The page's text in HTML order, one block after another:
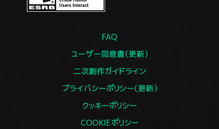
FAQ
ユーザー同意書（更新）
二次創作ガイドライン
プライバシーポリシー（更新）
クッキーポリシー
COOKIEポリシー